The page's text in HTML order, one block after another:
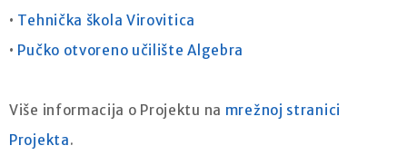
• Tehnička škola Virovitica
• Pučko otvoreno učilište Algebra
Više informacija o Projektu na mrežnoj stranici
Projekta.